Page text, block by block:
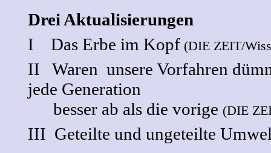
Drei Aktualisierungen
I Das Erbe im Kopf(DIE ZEIT/
II Waren unsere Vorfahren
jede Generation
besser ab als die vorige (DIE
III Geteilte und ungeteilte